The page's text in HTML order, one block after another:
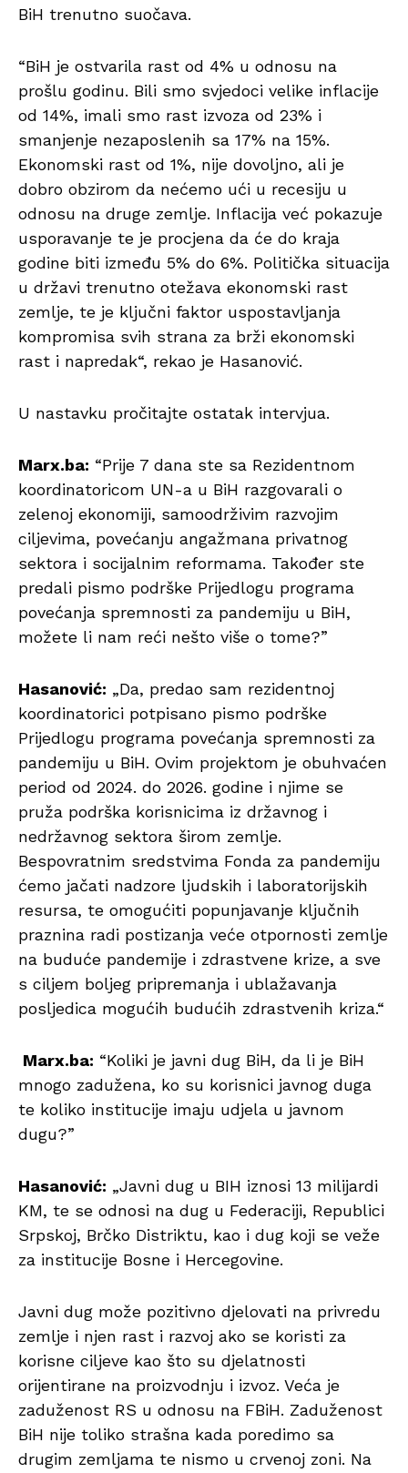
BiH trenutno suočava.
“BiH je ostvarila rast od 4% u odnosu na
prošlu godinu. Bili smo svjedoci velike inflacije
od 14%, imali smo rast izvoza od 23% i
smanjenje nezaposlenih sa 17% na 15%.
Ekonomski rast od 1%, nije dovoljno, ali je
dobro obzirom da nećemo ući u recesiju u
odnosu na druge zemlje. Inflacija već pokazuje
usporavanje te je procjena da će do kraja
godine biti između 5% do 6%. Politička situacija
u državi trenutno otežava ekonomski rast
zemlje, te je ključni faktor uspostavljanja
kompromisa svih strana za brži ekonomski
rast i napredak“, rekao je Hasanović.
U nastavku pročitajte ostatak intervjua.
Marx.ba: “Prije 7 dana ste sa Rezidentnom
koordinatoricom UN-a u BiH razgovarali o
zelenoj ekonomiji, samoodrživim razvojim
ciljevima, povećanju angažmana privatnog
sektora i socijalnim reformama. Također ste
predali pismo podrške Prijedlogu programa
povećanja spremnosti za pandemiju u BiH,
možete li nam reći nešto više o tome?”
Hasanović: „Da, predao sam rezidentnoj
koordinatorici potpisano pismo podrške
Prijedlogu programa povećanja spremnosti za
pandemiju u BiH. Ovim projektom je obuhvaćen
period od 2024. do 2026. godine i njime se
pruža podrška korisnicima iz državnog i
nedržavnog sektora širom zemlje.
Bespovratnim sredstvima Fonda za pandemiju
ćemo jačati nadzore ljudskih i laboratorijskih
resursa, te omogućiti popunjavanje ključnih
praznina radi postizanja veće otpornosti zemlje
na buduće pandemije i zdrastvene krize, a sve
s ciljem boljeg pripremanja i ublažavanja
posljedica mogućih budućih zdrastvenih kriza.“
Marx.ba: “Koliki je javni dug BiH, da li je BiH
mnogo zadužena, ko su korisnici javnog duga
te koliko institucije imaju udjela u javnom
dugu?”
Hasanović: „Javni dug u BIH iznosi 13 milijardi
KM, te se odnosi na dug u Federaciji, Republici
Srpskoj, Brčko Distriktu, kao i dug koji se veže
za institucije Bosne i Hercegovine.
Javni dug može pozitivno djelovati na privredu
zemlje i njen rast i razvoj ako se koristi za
korisne ciljeve kao što su djelatnosti
orijentirane na proizvodnju i izvoz. Veća je
zaduženost RS u odnosu na FBiH. Zaduženost
BiH nije toliko strašna kada poredimo sa
drugim zemljama te nismo u crvenoj zoni. Na